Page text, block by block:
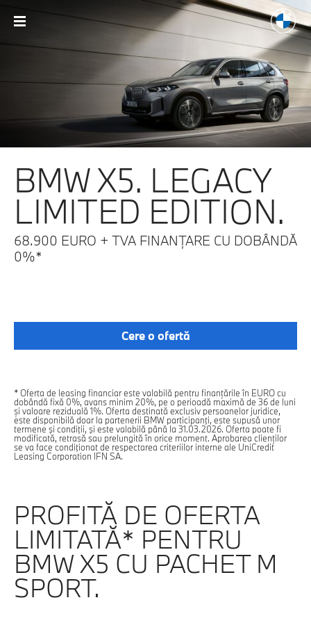
BMW X5. LEGACY
LIMITED EDITION.
68.900 EURO + TVA FINANȚARE CU DOBÂNDĂ
0%*
Cere o ofertă
* Oferta de leasing financiar este valabilă pentru finanțările în EURO cu
dobândă fixă 0%, avans minim 20%, pe o perioadă maximă de 36 de luni
și valoare reziduală 1%. Oferta destinată exclusiv persoanelor juridice,
este disponibilă doar la partenerii BMW participanţi, este supusă unor
termene şi condiţii, şi este valabilă până la 31.03.2026. Oferta poate fi
modificată, retrasă sau prelungită în orice moment. Aprobarea clienților
se va face condiţionat de respectarea criteriilor interne ale UniCredit
Leasing Corporation IFN SA.
PROFITĂ DE OFERTA
LIMITATĂ* PENTRU
BMW X5 CU PACHET M
SPORT.